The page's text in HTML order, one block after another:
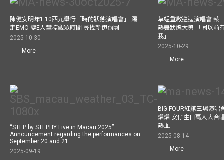
陳健安明年1.10西九舉行「時的狀態演唱會」 踢
走EMO 變E人掌控觀眾時間 尋找新伊甸園
2025-10-30
More
草蜢重啟巡迴演唱會 蔡
熱舞狀態大勇 「同以前
我」
2025-10-29
More
“STEP by STEPHY Live in Macau 2025”
Announcement regarding the performances on
September 20 and 21
2025-09-19
BIG FOUR紅館三場演
熠熠 安仔生日萬人大合
熱血
2025-08-14
More